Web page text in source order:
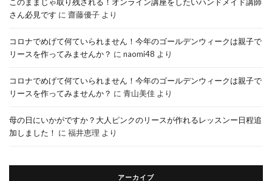
さん必見です に 齋藤優子 より
コロナでめげて何ていられません！今年のゴールデンウィークは親子で
リースを作ってみませんか？ に naomi48 より
コロナでめげて何ていられません！今年のゴールデンウィークは親子で
リースを作ってみませんか？ に 青山美佳 より
母の日にいかがですか？大人ピンクのリースが作れるレッスンー日程追
加しました！ に 福井恵理 より
アーカイブ